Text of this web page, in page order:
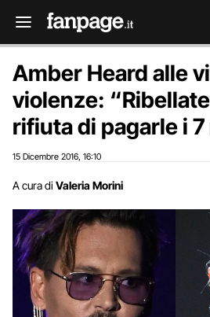
Amber Heard alle
violenze:
rifiuta di pagarle i
15 Dicembre 2016 16:10
A cura di Valeria Morini